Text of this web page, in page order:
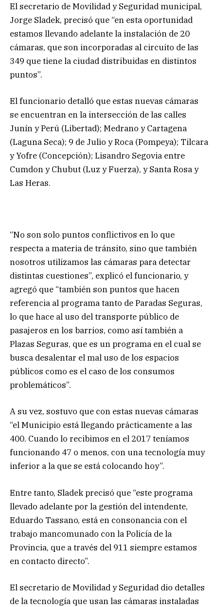
El secretario de Movilidad y Seguridad municipal,
Jorge Sladek, precisó que “en esta oportunidad
estamos llevando adelante la instalación de 20
cámaras, que son incorporadas al circuito de las
349 que tiene la ciudad distribuidas en distintos
puntos”.
El funcionario detalló que estas nuevas cámaras
se encuentran en la intersección de las calles
Junín y Perú (Libertad); Medrano y Cartagena
(Laguna Seca); 9 de Julio y Roca (Pompeya); Tilcara
y Yofre (Concepción); Lisandro Segovia entre
Cumdon y Chubut (Luz y Fuerza), y Santa Rosa y
Las Heras.
“No son solo puntos conflictivos en lo que
respecta a materia de tránsito, sino que también
nosotros utilizamos las cámaras para detectar
distintas cuestiones”, explicó el funcionario, y
agregó que “también son puntos que hacen
referencia al programa tanto de Paradas Seguras,
lo que hace al uso del transporte público de
pasajeros en los barrios, como así también a
Plazas Seguras, que es un programa en el cual se
busca desalentar el mal uso de los espacios
públicos como es el caso de los consumos
problemáticos”.
A su vez, sostuvo que con estas nuevas cámaras
“el Municipio está llegando prácticamente a las
400. Cuando lo recibimos en el 2017 teníamos
funcionando 47 o menos, con una tecnología muy
inferior a la que se está colocando hoy”.
Entre tanto, Sladek precisó que “este programa
llevado adelante por la gestión del intendente,
Eduardo Tassano, está en consonancia con el
trabajo mancomunado con la Policía de la
Provincia, que a través del 911 siempre estamos
en contacto directo”.
El secretario de Movilidad y Seguridad dio detalles
de la tecnología que usan las cámaras instaladas